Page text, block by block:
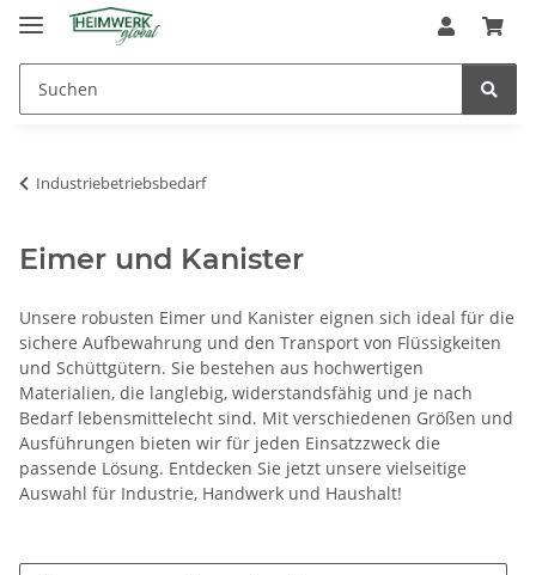
Industriebetriebsbedarf
Eimer und Kanister
Unsere robusten Eimer und Kanister eignen sich ideal für die
sichere Aufbewahrung und den Transport von Flüssigkeiten
und Schüttgütern. Sie bestehen aus hochwertigen
Materialien, die langlebig, widerstandsfähig und je nach
Bedarf lebensmittelecht sind. Mit verschiedenen Größen und
Ausführungen bieten wir für jeden Einsatzzweck die
passende Lösung. Entdecken Sie jetzt unsere vielseitige
Auswahl für Industrie, Handwerk und Haushalt!